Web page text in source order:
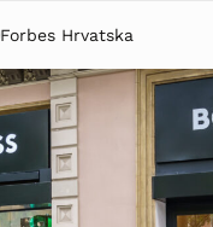
Forbes Hrvatska